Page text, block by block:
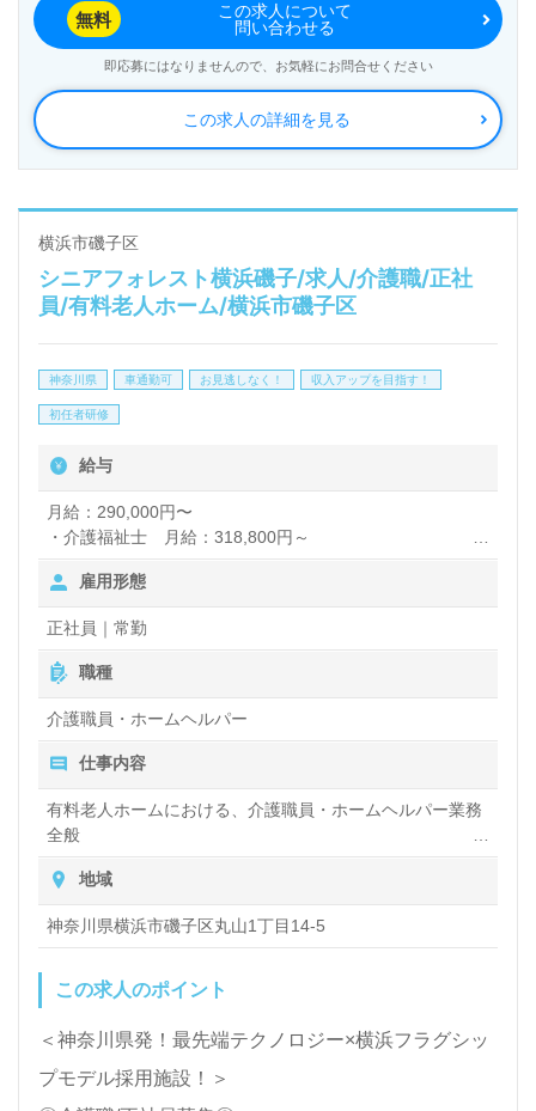
渉など完全無料サービスをご利用いただけます。＜非
公開求人も取扱いあり！＞"転職支援"のプロと一緒に
転職活動！お問い合わせお待ちしております。
ィカルケアシステム Medical Care System
Co.,Ltd（本社：神奈川県横浜市）様の運営です。従
業員人数650名以上、神奈川県を中心に介護付き有料
老人ホーム、グループホーム、小規模多機能ホームを
20施設以上を展開される企業様です。
◎『毎日の挨拶』も心地よい！職員様の笑顔はご利用
者様を笑顔に！職員様お一人おひとりが輝く職場！◎
看護助手や介護職経験のある方をお迎えします。職員
力の事業所様です。嬉しい資格支援制度、明るい職場
ンに！『ご利用者様のお役に立ちたい、資格/経験を
活かしたい』『最新の介護知識や技術力を学びたい』
『転職でキャリアアップを実現したい、施設形態や環
境を変えて働きたい』等の方も大歓迎です。募集詳細
等、担当コンサルタントよりご案内します。お問い合
わせも遠慮なくお願いします。
医療/福祉業界の正社員/パート仕事探しは【ウィルオ
ブ介護】＊求人情報収集、将来的に検討の方も遠慮な
く＊
LINE、メール、お電話などご希望に応じてお問い合
わせ/ご相談可能です。転職相談、求人紹介、年収交
渉など完全無料サービスをご利用いただけます。＜非
公開求人も取扱いあり！＞"転職支援"のプロと一緒に
転職活動！お問い合わせお待ちしております。
この求人の詳細を見る
無料
この求人について
問い合わせる
即応募にはなりませんので、お気軽にお問合せください
横浜市磯子区
シニアフォレスト横浜磯子/求人/介護職/正社
員/有料老人ホーム/横浜市磯子区
神奈川県 車通勤可 お見逃しなく！ 収入アップを目指す！
初任者研修
給与
月給：290,000円〜
・介護福祉士 月給：318,800円～
・介護初任者研修 月給：290,000円～
【給与内訳】
・基本給
・夜勤手当（月6回）（超過分は別途支給12,557円/1回）
・介護処遇手当（資格による）
※月給は上記を含んだ金額
賞与：年2回
昇給：能力・業績により判断
通勤手当：上限なし
雇用形態
正社員｜常勤
職種
介護職員・ホームヘルパー
仕事内容
有料老人ホームにおける、介護職員・ホームヘルパー業務
全般
入浴や排せつ、食事などの身体的サポート、買い物や掃
除、洗濯など日常生活のサポートなど
地域
神奈川県横浜市磯子区丸山1丁目14-5
この求人のポイント
＜神奈川県発！最先端テクノロジー×横浜フラグシッ
プモデル採用施設！＞